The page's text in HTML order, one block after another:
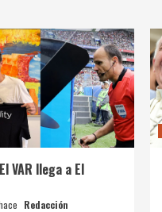
VAR llega a El
Redacción